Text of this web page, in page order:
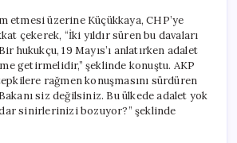
etmesi üzerine Küçükkaya, CHP’ye
çekerek, “İki yıldır süren bu davaları
hukukçu, 19 Mayıs’ı anlatırken adalet
getirmelidir,” şeklinde konuştu. AKP
rağmen konuşmasını sürdüren
siz değilsiniz. Bu ülkede adalet yok
sinirlerinizi bozuyor?” şeklinde